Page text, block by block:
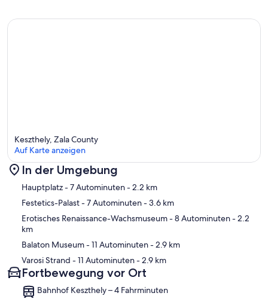
Karte
Keszthely, Zala County
Auf Karte anzeigen
In der Umgebung
Hauptplatz- 7 Autominuten- 2.2 km
Festetics-Palast- 7 Autominuten- 3.6 km
Erotisches Renaissance-Wachsmuseum- 8 Autominuten- 2.2
km
Balaton Museum- 11 Autominuten- 2.9 km
Varosi Strand - 11 Autominuten- 2.9 km
Fortbewegung vor Ort
Bahnhof Keszthely – 4 Fahrminuten